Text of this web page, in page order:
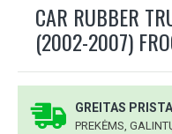
CAR RUBBER
(2002-2007)
GREITAS
PREKĖMS,